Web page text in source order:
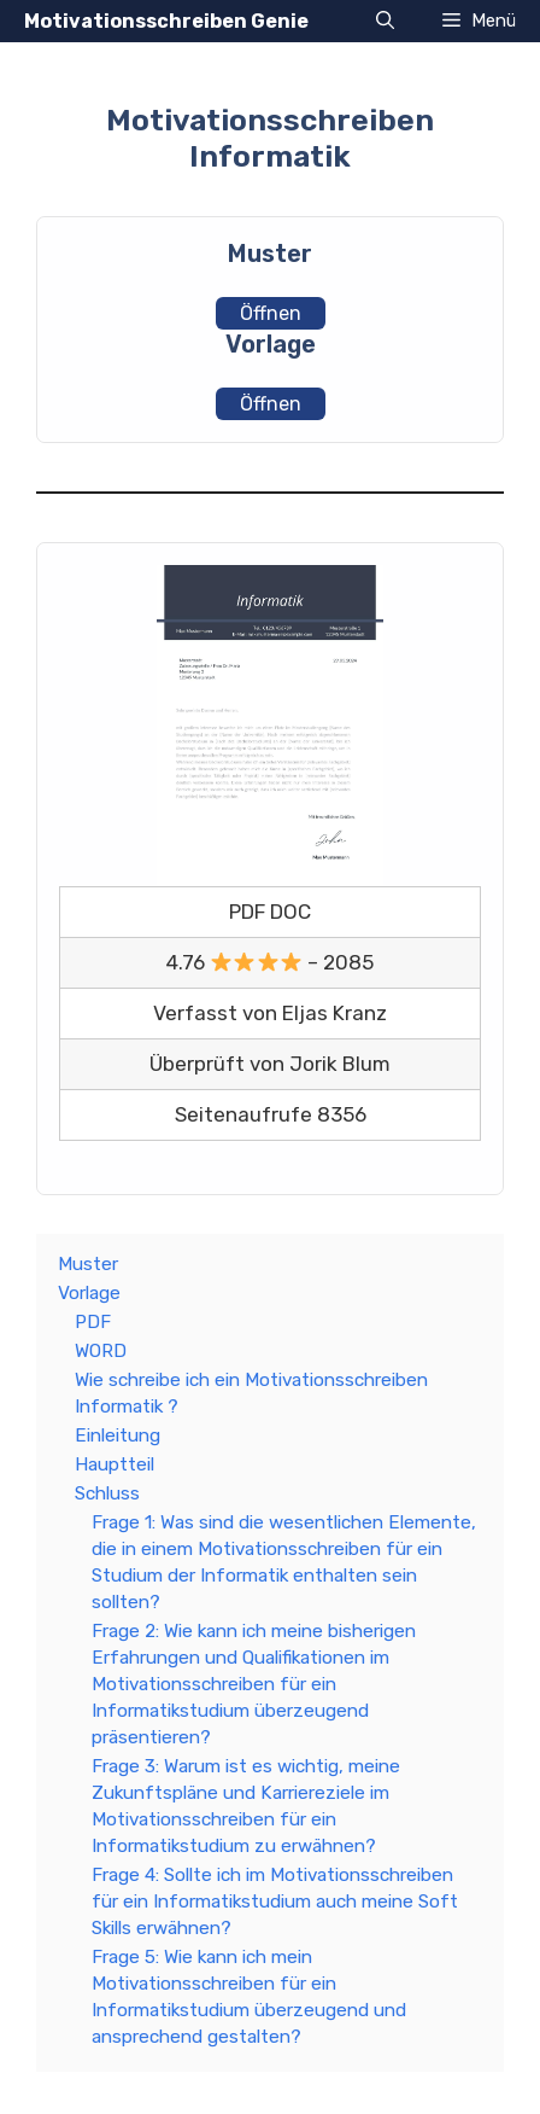
Zum
Inhalt
Motivationsschreiben Genie Menü
Motivationsschreiben
Informatik
Muster
Öffnen
Vorlage
Öffnen
PDF DOC
4.76 – 2085
Verfasst von Eljas Kranz
Überprüft von Jorik Blum
Seitenaufrufe 8356
Muster
Vorlage
PDF
WORD
Wie schreibe ich ein Motivationsschreiben
Informatik ?
Einleitung
Hauptteil
Schluss
Frage 1: Was sind die wesentlichen Elemente,
die in einem Motivationsschreiben für ein
Studium der Informatik enthalten sein
sollten?
Frage 2: Wie kann ich meine bisherigen
Erfahrungen und Qualifikationen im
Motivationsschreiben für ein
Informatikstudium überzeugend
präsentieren?
Frage 3: Warum ist es wichtig, meine
Zukunftspläne und Karriereziele im
Motivationsschreiben für ein
Informatikstudium zu erwähnen?
Frage 4: Sollte ich im Motivationsschreiben
für ein Informatikstudium auch meine Soft
Skills erwähnen?
Frage 5: Wie kann ich mein
Motivationsschreiben für ein
Informatikstudium überzeugend und
ansprechend gestalten?